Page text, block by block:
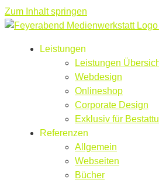
Zum Inhalt springen
Leistungen
Leistungen
Webdesign
Onlineshop
Corporate Design
Exklusiv für
Referenzen
Allgemein
Webseiten
Bücher